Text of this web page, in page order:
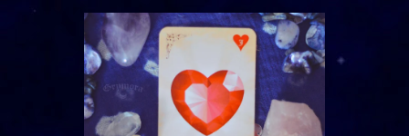
LIMPEZA
PROSPERIDADE
PROTEÇÃO